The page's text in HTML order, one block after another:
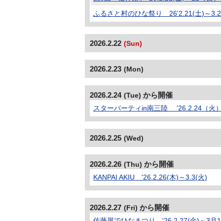
ふるさと村のひな祭り 26'2.21(土)～
2026.2.22 (Sun)
2026.2.23 (Mon)
2026.2.24 (Tue) から開催
スターパーティin南三陸 ’26.2.24（火）
2026.2.25 (Wed)
2026.2.26 (Thu) から開催
KANPAI AKIU '26.2.26(木)～3.3(火)
2026.2.27 (Fri) から開催